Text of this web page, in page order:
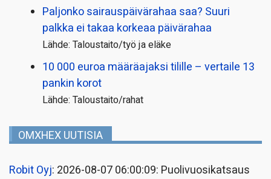
Paljonko sairauspäivä­rahaa saa? Suuri
palkka ei takaa korkeaa päivärahaa
Lähde: Taloustaito/työ ja eläke
10 000 euroa määräajaksi tilille – vertaile 13
pankin korot
Lähde: Taloustaito/rahat
OMXHEX UUTISIA
Robit Oyj: 2026-08-07 06:00:09: Puolivuosikatsaus